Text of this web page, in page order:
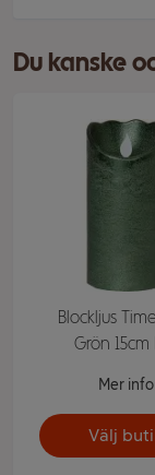
Du kanske
Blockljus
Grön 15cm
Mer info
Välj